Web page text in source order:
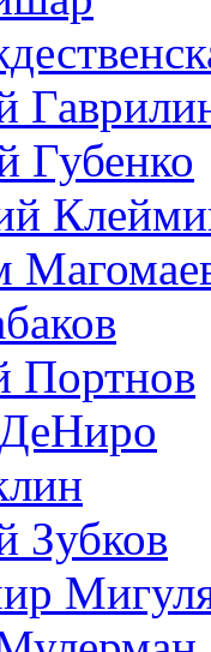
Губенко
Портнов
Зубков